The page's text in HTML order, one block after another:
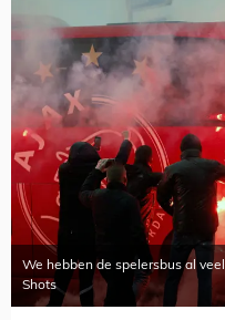
We hebben de spelersbus al
Shots